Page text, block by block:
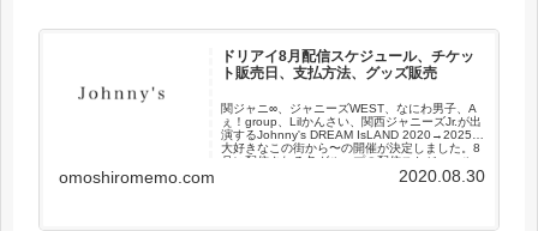
ドリアイ8月配信スケジュール、チケッ
ト販売日、支払方法、グッズ販売
関ジャニ∞、ジャニーズWEST、なにわ男子、A
ぇ！group、Lilかんさい、関西ジャニーズJr.が出
演するJohnny's DREAM IsLAND 2020→2025〜
大好きなこの街から〜の開催が決定しました。8
月に配信される各グループの配信スケジュール
やチケット購入日、支払方法、グッズ販売につ
omoshiromemo.com 2020.08.30